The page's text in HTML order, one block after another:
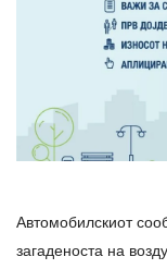
Автомобилскиот
загаденоста на